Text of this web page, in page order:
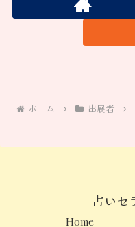
ホーム 出展者
占いセ
Home